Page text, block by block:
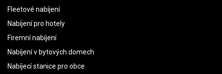
Fleetové nabíjení
Nabíjení pro hotely
Firemní nabíjení
Nabíjení v bytových domech
Nabíjecí stanice pro obce